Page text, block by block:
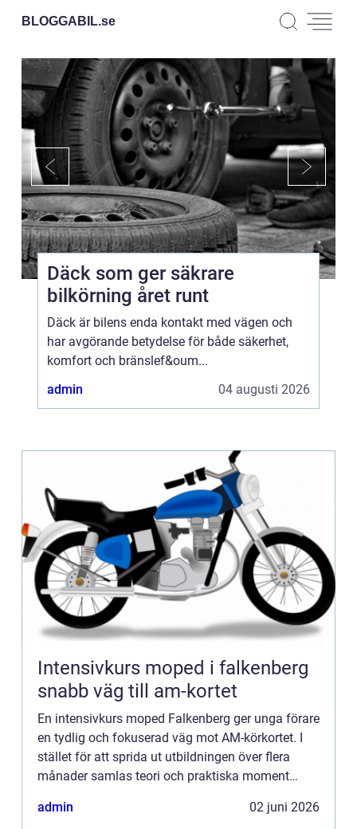
BLOGGABIL.se
Däck som ger säkrare
bilkörning året runt
Däck är bilens enda kontakt med vägen och
har avgörande betydelse för både säkerhet,
komfort och bränslef&oum...
admin
04 augusti 2026
Intensivkurs moped i falkenberg
snabb väg till am-kortet
En intensivkurs moped Falkenberg ger unga förare
en tydlig och fokuserad väg mot AM-körkortet. I
stället för att sprida ut utbildningen över flera
månader samlas teori och praktiska moment
bra för...
admin 02 juni 2026